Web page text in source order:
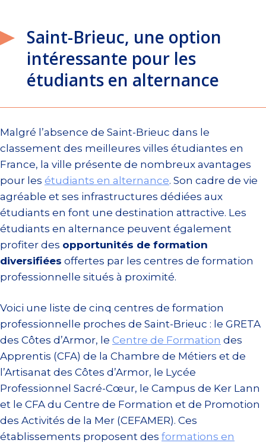
Saint-Brieuc, une option
intéressante pour les
étudiants en alternance
Malgré l’absence de Saint-Brieuc dans le
classement des meilleures villes étudiantes en
France, la ville présente de nombreux avantages
pour les étudiants en alternance. Son cadre de vie
agréable et ses infrastructures dédiées aux
étudiants en font une destination attractive. Les
étudiants en alternance peuvent également
profiter des opportunités de formation
diversifiées offertes par les centres de formation
professionnelle situés à proximité.
Voici une liste de cinq centres de formation
professionnelle proches de Saint-Brieuc : le GRETA
des Côtes d’Armor, le Centre de Formation des
Apprentis (CFA) de la Chambre de Métiers et de
l’Artisanat des Côtes d’Armor, le Lycée
Professionnel Sacré-Cœur, le Campus de Ker Lann
et le CFA du Centre de Formation et de Promotion
des Activités de la Mer (CEFAMER). Ces
établissements proposent des formations en